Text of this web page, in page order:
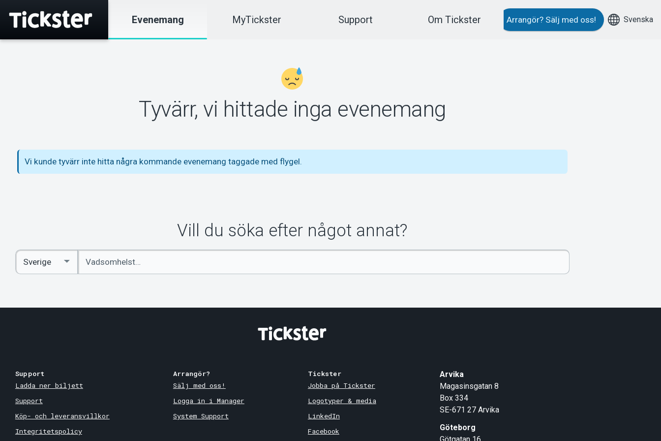
Evenemang MyTickster Support Om Tickster Arrangör? Sälj med oss! Svenska
Tyvärr, vi hittade inga evenemang
Vi kunde tyvärr inte hitta några kommande evenemang taggade med flygel.
Vill du söka efter något annat?
Ange
sökord
Select
Country
Support
Ladda ner biljett
Support
Köp- och leveransvillkor
Integritetspolicy
Arrangör?
Sälj med oss!
Logga in i Manager
System Support
Tickster
Jobba på Tickster
Logotyper & media
LinkedIn
Facebook
Arvika
Magasinsgatan 8
Box 334
SE-671 27 Arvika
Göteborg